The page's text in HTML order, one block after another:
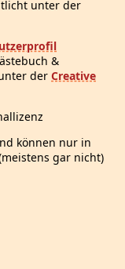
unter der
&
der Creative
können nur in
gar nicht)